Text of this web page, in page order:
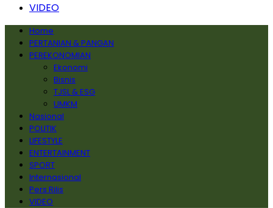
VIDEO
Home
PERTANIAN & PANGAN
PEREKONOMIAN
Ekonomi
Bisnis
TJSL & ESG
UMKM
Nasional
POLITIK
LIFESTYLE
ENTERTAINMENT
SPORT
Internasional
Pers Rilis
VIDEO